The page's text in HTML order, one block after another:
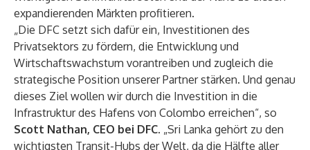
expandierenden Märkten profitieren.
„Die DFC setzt sich dafür ein, Investitionen des
Privatsektors zu fördern, die Entwicklung und
Wirtschaftswachstum vorantreiben und zugleich die
strategische Position unserer Partner stärken. Und genau
dieses Ziel wollen wir durch die Investition in die
Infrastruktur des Hafens von Colombo erreichen“, so
Scott Nathan, CEO bei DFC. „Sri Lanka gehört zu den
wichtigsten Transit-Hubs der Welt, da die Hälfte aller